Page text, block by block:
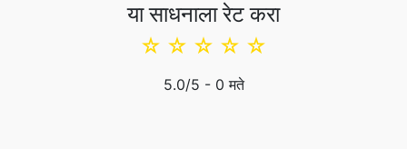
या साधनाला रेट करा
☆
☆
☆
☆
☆
5.0/5 - 0 मते